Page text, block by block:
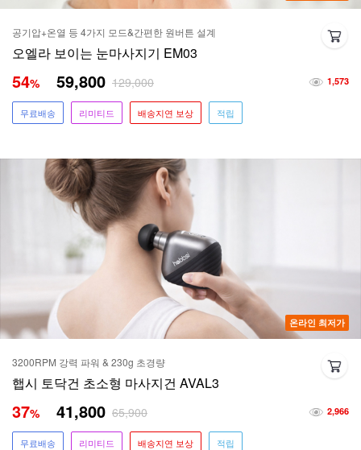
공기압+온열 등 4가지 모드&간편한 원버튼 설계
오엘라 보이는 눈마사지기 EM03
1,573
54% 59,800 129,000
무료배송 리미티드 배송지연 보상 적립
온라인 최저가
3200RPM 강력 파워 & 230g 초경량
햅시 토닥건 초소형 마사지건 AVAL3
2,966
37% 41,800 65,900
무료배송 리미티드 배송지연 보상 적립